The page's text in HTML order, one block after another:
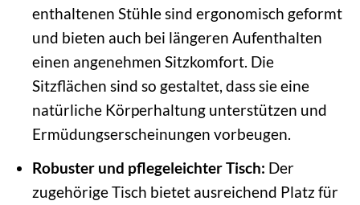
enthaltenen Stühle sind ergonomisch geformt
und bieten auch bei längeren Aufenthalten
einen angenehmen Sitzkomfort. Die
Sitzflächen sind so gestaltet, dass sie eine
natürliche Körperhaltung unterstützen und
Ermüdungserscheinungen vorbeugen.
Robuster und pflegeleichter Tisch: Der
zugehörige Tisch bietet ausreichend Platz für